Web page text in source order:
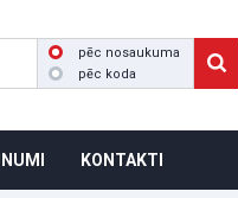
pēc nosaukuma
pēc koda
KONTAKTI